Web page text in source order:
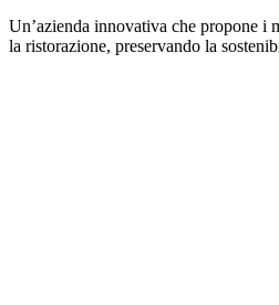
Un’azienda innovativa che propone i
la ristorazione, preservando la